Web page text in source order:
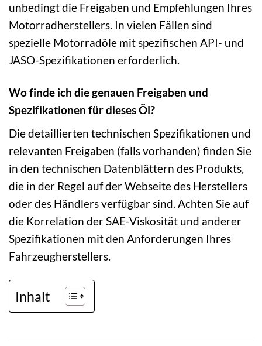
unbedingt die Freigaben und Empfehlungen Ihres
Motorradherstellers. In vielen Fällen sind
spezielle Motorradöle mit spezifischen API- und
JASO-Spezifikationen erforderlich.
Wo finde ich die genauen Freigaben und
Spezifikationen für dieses Öl?
Die detaillierten technischen Spezifikationen und
relevanten Freigaben (falls vorhanden) finden Sie
in den technischen Datenblättern des Produkts,
die in der Regel auf der Webseite des Herstellers
oder des Händlers verfügbar sind. Achten Sie auf
die Korrelation der SAE-Viskosität und anderer
Spezifikationen mit den Anforderungen Ihres
Fahrzeugherstellers.
Inhalt